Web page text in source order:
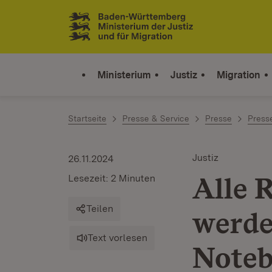
Zum Inhalt springen
Link zur Startseite
Ministerium Justiz Migration
Startseite Presse & Service Presse
Justiz
Alle
26.11.2024
Lesezeit: 2 Minuten
Teilen
Text vorlesen